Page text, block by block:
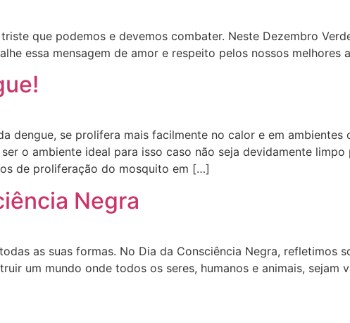
que podemos e devemos combater. Neste Dezembro
essa mensagem de amor e respeito pelos nossos melhores
dengue, se prolifera mais facilmente no calor e em ambientes
o ambiente ideal para isso caso não seja devidamente
de proliferação do mosquito em […]
Negra
as suas formas. No Dia da Consciência Negra, refletimos
um mundo onde todos os seres, humanos e animais,